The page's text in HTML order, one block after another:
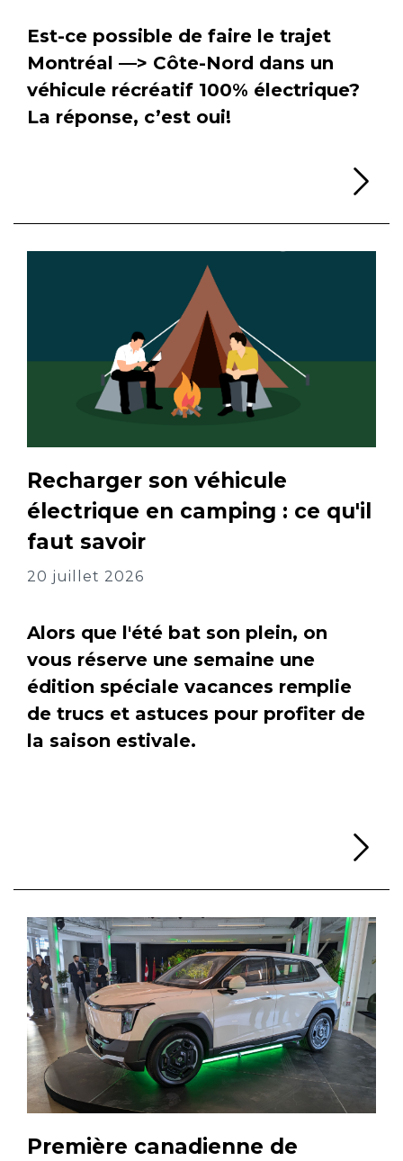
Est-ce possible de faire le trajet
Montréal —> Côte-Nord dans un
véhicule récréatif 100% électrique?
La réponse, c’est oui!
Recharger son véhicule
électrique en camping : ce qu'il
faut savoir
20 juillet 2026
Alors que l'été bat son plein, on
vous réserve une semaine une
édition spéciale vacances remplie
de trucs et astuces pour profiter de
la saison estivale.
Première canadienne de